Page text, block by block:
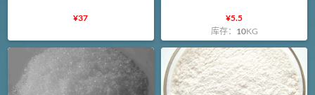
¥37 ¥5.5
库存： 10KG